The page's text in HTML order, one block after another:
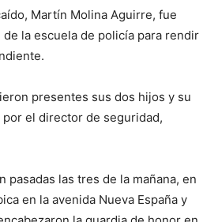
Martín Molina Aguirre, fue
la escuela de policía para rendir
presentes sus dos hijos y su
por el director de seguridad,
pasadas las tres de la mañana, en
en la avenida Nueva España y